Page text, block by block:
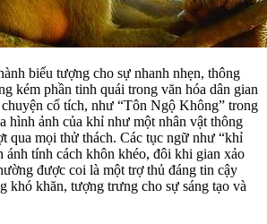
biểu tượng cho sự nhanh nhẹn, thông
kém phần tinh quái trong văn hóa dân gian
cổ tích, như “Tôn Ngộ Không” trong
hình ảnh của khỉ như một nhân vật thông
qua mọi thử thách. Các tục ngữ như “khỉ
ánh tính cách khôn khéo, đôi khi gian xảo
được coi là một trợ thủ đáng tin cậy
khó khăn, tượng trưng cho sự sáng tạo và